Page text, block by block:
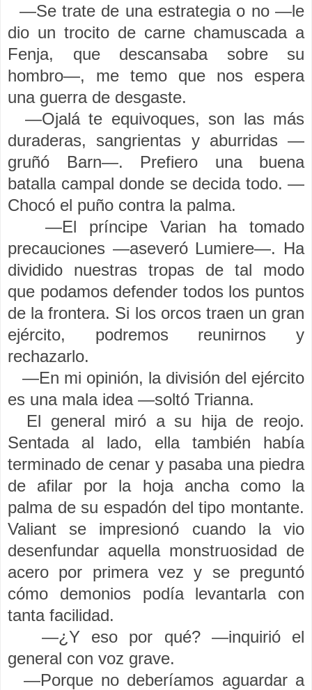
—Se trate de una estrategia o no —le
dio un trocito de carne chamuscada a
Fenja, que descansaba sobre su
hombro—, me temo que nos espera
una guerra de desgaste.
—Ojalá te equivoques, son las más
duraderas, sangrientas y aburridas —
gruñó Barn—. Prefiero una buena
batalla campal donde se decida todo. —
Chocó el puño contra la palma.
—El príncipe Varian ha tomado
precauciones —aseveró Lumiere—. Ha
dividido nuestras tropas de tal modo
que podamos defender todos los puntos
de la frontera. Si los orcos traen un gran
ejército, podremos reunirnos y
rechazarlo.
—En mi opinión, la división del ejército
es una mala idea —soltó Trianna.
El general miró a su hija de reojo.
Sentada al lado, ella también había
terminado de cenar y pasaba una piedra
de afilar por la hoja ancha como la
palma de su espadón del tipo montante.
Valiant se impresionó cuando la vio
desenfundar aquella monstruosidad de
acero por primera vez y se preguntó
cómo demonios podía levantarla con
tanta facilidad.
—¿Y eso por qué? —inquirió el
general con voz grave.
—Porque no deberíamos aguardar a